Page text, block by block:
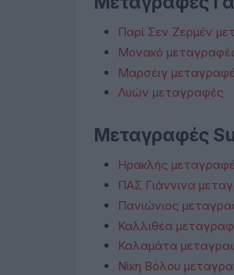
Παρί Σεν Ζερμέν
Μονακό
Μαρσέιγ
Λυών μεταγραφές
Μεταγραφές
Ηρακλής
ΠΑΣ Γιάννινα
Πανιώνιος
Καλλιθέα
Καλαμάτα
Νίκη Βόλου